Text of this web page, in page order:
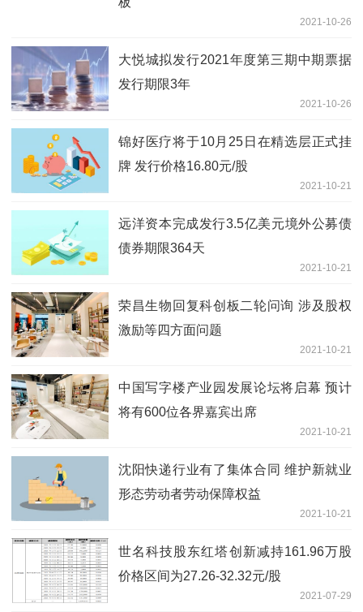
2021-10-26
大悦城拟发行2021年度第三期中期票据
发行期限3年
2021-10-26
锦好医疗将于10月25日在精选层正式挂
牌 发行价格16.80元/股
2021-10-21
远洋资本完成发行3.5亿美元境外公募债
债券期限364天
2021-10-21
荣昌生物回复科创板二轮问询 涉及股权
激励等四方面问题
2021-10-21
中国写字楼产业园发展论坛将启幕 预计
将有600位各界嘉宾出席
2021-10-21
沈阳快递行业有了集体合同 维护新就业
形态劳动者劳动保障权益
2021-10-21
世名科技股东红塔创新减持161.96万股
价格区间为27.26-32.32元/股
2021-07-29